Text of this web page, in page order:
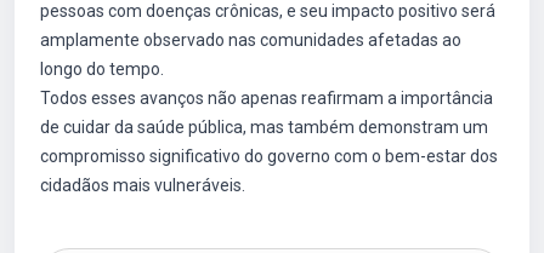
pessoas com doenças crônicas, e seu impacto positivo será
amplamente observado nas comunidades afetadas ao
longo do tempo.
Todos esses avanços não apenas reafirmam a importância
de cuidar da saúde pública, mas também demonstram um
compromisso significativo do governo com o bem-estar dos
cidadãos mais vulneráveis.